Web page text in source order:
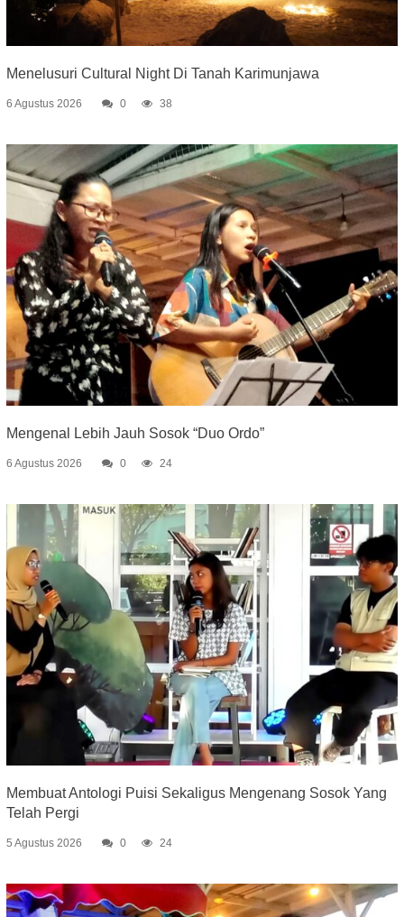
Menelusuri Cultural Night Di Tanah Karimunjawa
6 Agustus 2026 0 38
Mengenal Lebih Jauh Sosok “Duo Ordo”
6 Agustus 2026 0 24
Membuat Antologi Puisi Sekaligus Mengenang Sosok Yang
Telah Pergi
5 Agustus 2026 0 24